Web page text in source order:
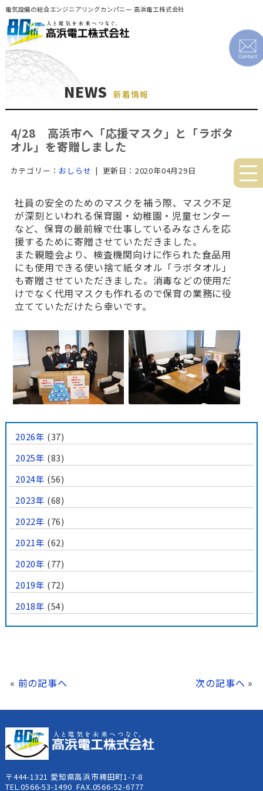
電気設備の総合エンジニアリングカンパニー 高浜電工株式会社
NEWS 新着情報
4/28 高浜市へ「応援マスク」と「ラボタ
オル」を寄贈しました
カテゴリー： おしらせ | 更新日：2020年04月29日
社員の安全のためのマスクを補う際、マスク不足
が深刻といわれる保育園・幼稚園・児童センター
など、保育の最前線で仕事しているみなさんを応
援するために寄贈させていただきました。
また親睦会より、検査機関向けに作られた食品用
にも使用できる使い捨て紙タオル「ラボタオル」
も寄贈させていただきました。消毒などの使用だ
けでなく代用マスクも作れるので保育の業務に役
立てていただけたら幸いです。
2026年 (37)
2025年 (83)
2024年 (56)
2023年 (68)
2022年 (76)
2021年 (62)
2020年 (77)
2019年 (72)
2018年 (54)
« 前の記事へ 次の記事へ »
〒444-1321 愛知県高浜市稗田町1-7-8
TEL.0566-53-1490 FAX.0566-52-6777